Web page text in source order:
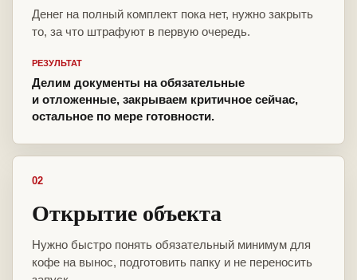
Денег на полный комплект пока нет, нужно закрыть
то, за что штрафуют в первую очередь.
РЕЗУЛЬТАТ
Делим документы на обязательные
и отложенные, закрываем критичное сейчас,
остальное по мере готовности.
02
Открытие объекта
Нужно быстро понять обязательный минимум для
кофе на вынос, подготовить папку и не переносить